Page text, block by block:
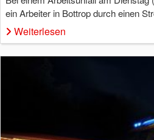
ein Arbeiter in Bottrop durch einen
Weiterlesen